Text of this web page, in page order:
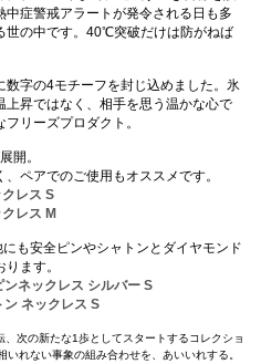
症警戒アラートが発令される日も多
世の中です。40℃突破だけは防がねば
字の4モチーフを封じ込めました。氷
昇ではなく、相手を思う温かな心で
リーズプロダクト。
開。
ペアでのご使用もオススメです。
レス S
レス M
も安全ピンやシャトンとダイヤモンド
ます。
ネックレス シルバー S
ネックレス S
次の新たな1歩としてスタートするコレクショ
れない事象の組み合わせを、あいいれする。